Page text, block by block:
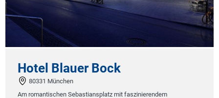
Hotel Blauer Bock
80331 München
Am romantischen Sebastiansplatz mit faszinierendem